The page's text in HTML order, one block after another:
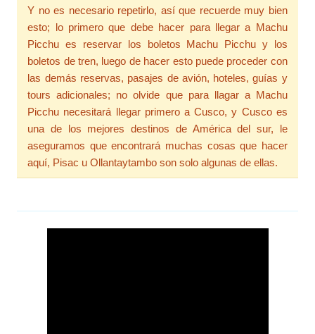
Y no es necesario repetirlo, así que recuerde muy bien
esto; lo primero que debe hacer para llegar a Machu
Picchu es reservar los boletos Machu Picchu y los
boletos de tren, luego de hacer esto puede proceder con
las demás reservas, pasajes de avión, hoteles, guías y
tours adicionales; no olvide que para llagar a Machu
Picchu necesitará llegar primero a Cusco, y Cusco es
una de los mejores destinos de América del sur, le
aseguramos que encontrará muchas cosas que hacer
aquí, Pisac u Ollantaytambo son solo algunas de ellas.